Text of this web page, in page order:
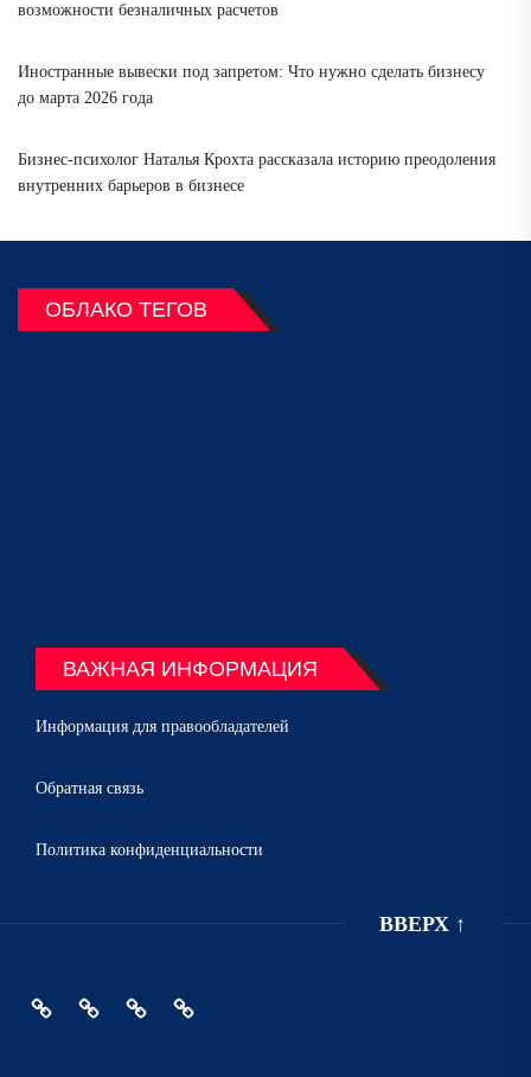
возможности безналичных расчетов
Иностранные вывески под запретом: Что нужно сделать бизнесу
до марта 2026 года
Бизнес-психолог Наталья Крохта рассказала историю преодоления
внутренних барьеров в бизнесе
ОБЛАКО ТЕГОВ
ВАЖНАЯ ИНФОРМАЦИЯ
Информация для правообладателей
Обратная связь
Политика конфиденциальности
ВВЕРХ ↑
ГлавнаяПолитикаИнформация
Обратная